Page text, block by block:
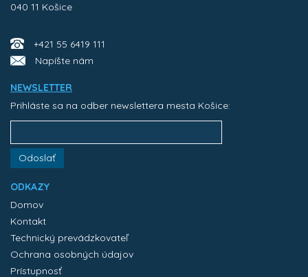
040 11 Košice
+421 55 6419 111
Napíšte nám
NEWSLETTER
Prihláste sa na odber newslettera mesta Košice:
Odoslať
ODKAZY
Domov
Kontakt
Technický prevádzkovateľ
Ochrana osobných údajov
Prístupnosť